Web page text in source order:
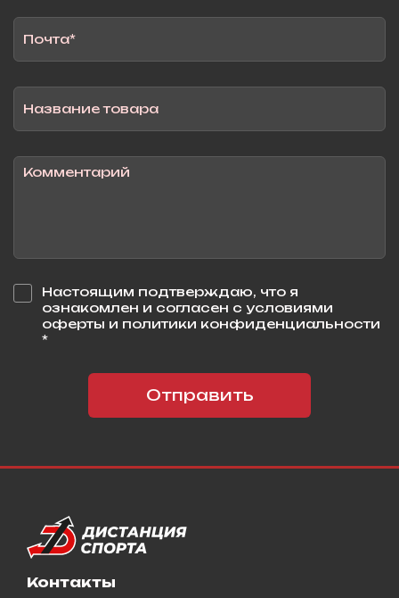
Настоящим подтверждаю, что я
ознакомлен и согласен с условиями
оферты и политики конфиденциальности
*
Отправить
Контакты